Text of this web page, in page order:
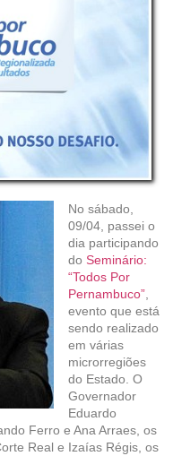
No sábado,
09/04, passei o
dia participando
do Seminário:
“Todos Por
Pernambuco”,
evento que está
sendo realizado
em várias
microrregiões
do Estado. O
Governador
Eduardo
Ferro e Ana Arraes, os
Real e Izaías Régis, os